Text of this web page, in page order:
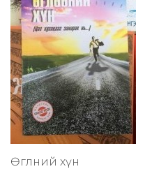
Өглөөний хүн